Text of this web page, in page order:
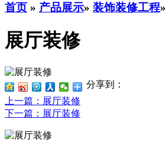
首页 » 产品展示» 装饰装修工程»
展厅装修
分享到：
上一篇 ：展厅装修
下一篇 ：展厅装修